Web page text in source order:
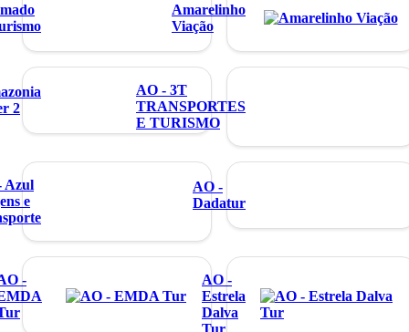
Amarelinho
Viação
2
AO - 3T
TRANSPORTES
E TURISMO
Azul
e
AO -
Dadatur
-
AO -
Estrela
Dalva
Tur